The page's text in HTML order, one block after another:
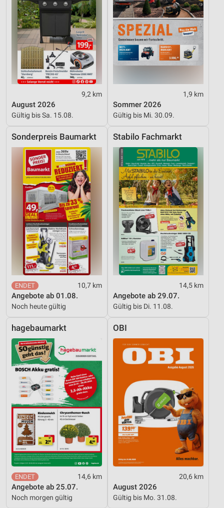
9,2 km
August 2026
Gültig bis Sa. 15.08.
1,9 km
Sommer 2026
Gültig bis Mi. 30.09.
Sonderpreis Baumarkt
10,7 km
Angebote ab 01.08.
Noch heute gültig
Stabilo Fachmarkt
14,5 km
Angebote ab 29.07.
Gültig bis Di. 11.08.
hagebaumarkt
14,6 km
Angebote ab 25.07.
Noch morgen gültig
OBI
20,6 km
August 2026
Gültig bis Mo. 31.08.
Funktional
Werbung